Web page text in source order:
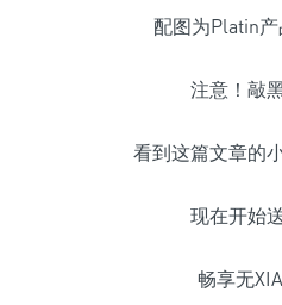
配图为Platin产
注意！敲
看到这篇文章的
现在开始
畅享无